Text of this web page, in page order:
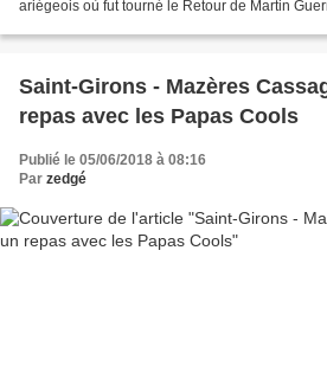
ariégeois où fut tourné le Retour de Martin
Saint-Girons - Mazères
repas avec les Papas Cools
Publié le 05/06/2018 à 08:16
Par zedgé